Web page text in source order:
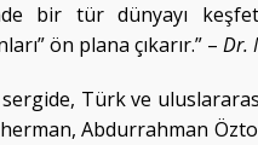
bir tür dünyayı
ön plana çıkarır.” – Dr.
Türk ve
Abdurrahman